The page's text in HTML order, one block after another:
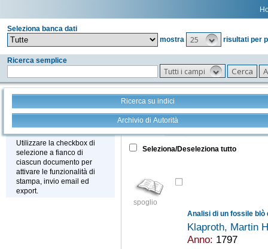
Seleziona banca dati
mostra
25 risultati per
Ricerca semplice
Tutti i campi
Ricerca su indici
Archivio di Autorità
Stampa - Email - Export
Utilizzare la checkbox di
selezione a fianco di
ciascun documento per
attivare le funzionalità di
stampa, invio email ed
export.
Tutto +
Seleziona/Deseleziona tutto
spoglio
Analisi di un fossile blò
Klaproth, Martin
Anno: 1797